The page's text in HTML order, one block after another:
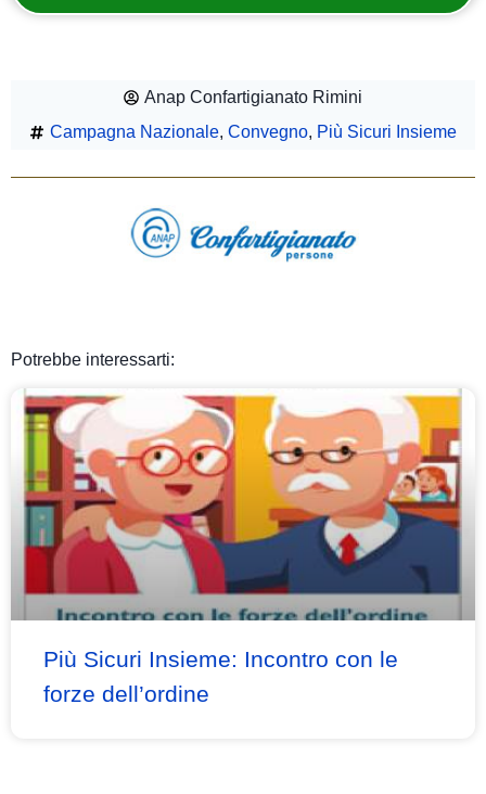
Anap Confartigianato Rimini
Campagna Nazionale, Convegno, Più Sicuri Insieme
Potrebbe interessarti:
Più Sicuri Insieme: Incontro con le
forze dell’ordine